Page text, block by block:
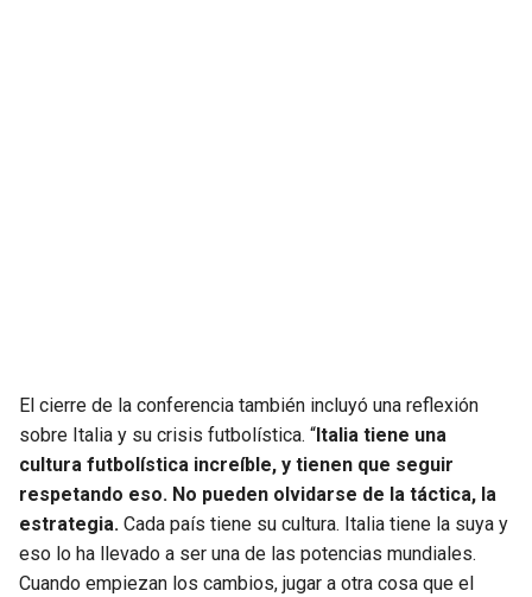
El cierre de la conferencia también incluyó una reflexión
sobre Italia y su crisis futbolística. “ Italia tiene una
cultura futbolística increíble, y tienen que seguir
respetando eso. No pueden olvidarse de la táctica, la
estrategia. Cada país tiene su cultura. Italia tiene la suya y
eso lo ha llevado a ser una de las potencias mundiales.
Cuando empiezan los cambios, jugar a otra cosa que el